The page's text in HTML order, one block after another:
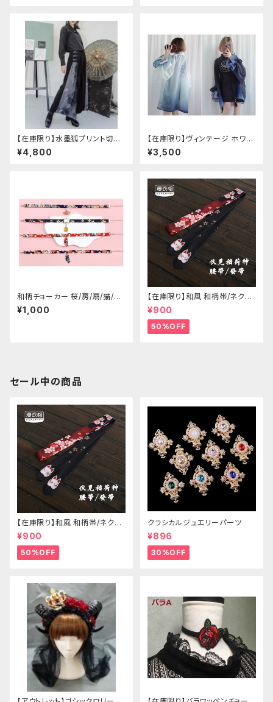
【在庫限り】水墨狐プリント切替
サイドバックルワイドパンツ（Lサ
イズ
¥4,800
【在庫限り】ヴィンテージ ホワイ
トタイガー チョンサム ショートス
リーブ
¥3,500
和柄チョーカー 桜/房/扇/猫/こ
いのぼり
¥1,000
【在庫限り】和風 和柄帯/ネクタ
イ/リボン（狐面/金魚
¥900
50%OFF
セール中の商品
【在庫限り】和風 和柄帯/ネクタ
イ/リボン（狐面/金魚
¥900
50%OFF
クラシカルジュエリーパーツ
¥896
30%OFF